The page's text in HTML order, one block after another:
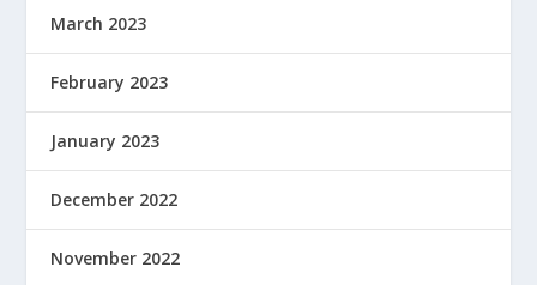
March 2023
February 2023
January 2023
December 2022
November 2022